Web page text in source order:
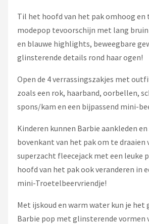
Til het hoofd van het pak omhoog en
modepop tevoorschijn met lang
en blauwe highlights, beweegbare
glinsterende details rond haar ogen!
Open de 4 verrassingszakjes met
zoals een rok, haarband, oorbellen,
spons/kam en een bijpassend mini-
Kinderen kunnen Barbie aankleden
bovenkant van het pak om te draaien
superzacht fleecejack met een leuke
hoofd van het pak ook veranderen in
mini-Troetelbeervriendje!
Met ijskoud en warm water kun je het
Barbie pop met glinsterende vormen